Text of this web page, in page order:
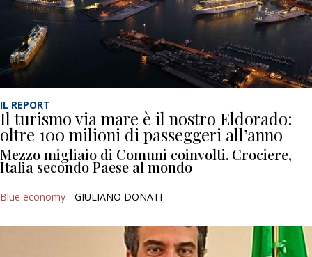
IL REPORT
Il turismo via mare è il nostro Eldorado:
oltre 100 milioni di passeggeri all’anno
Mezzo migliaio di Comuni coinvolti. Crociere,
Italia secondo Paese al mondo
Blue economy - GIULIANO DONATI